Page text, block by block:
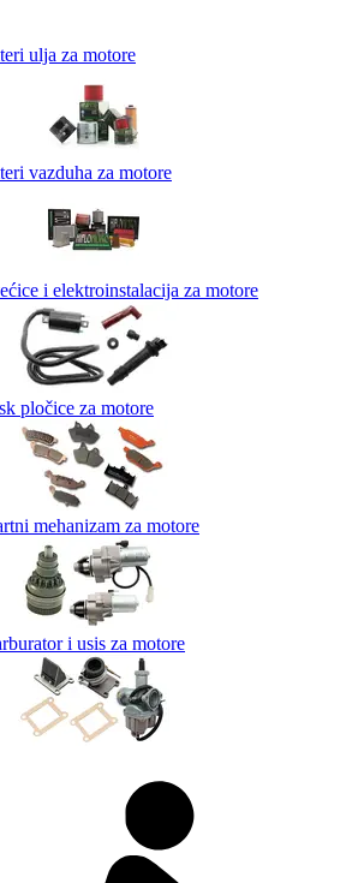
ulja za motore
vazduha za motore
i elektroinstalacija za motore
pločice za motore
mehanizam za motore
i usis za motore